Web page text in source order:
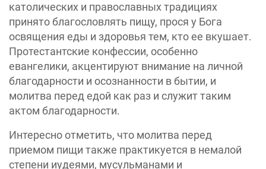
католических и православных традициях
принято благословлять пищу, прося у Бога
освящения еды и здоровья тем, кто ее вкушает.
Протестантские конфессии, особенно
евангелики, акцентируют внимание на личной
благодарности и осознанности в бытии, и
молитва перед едой как раз и служит таким
актом благодарности.
Интересно отметить, что молитва перед
приемом пищи также практикуется в немалой
степени иудеями, мусульманами и